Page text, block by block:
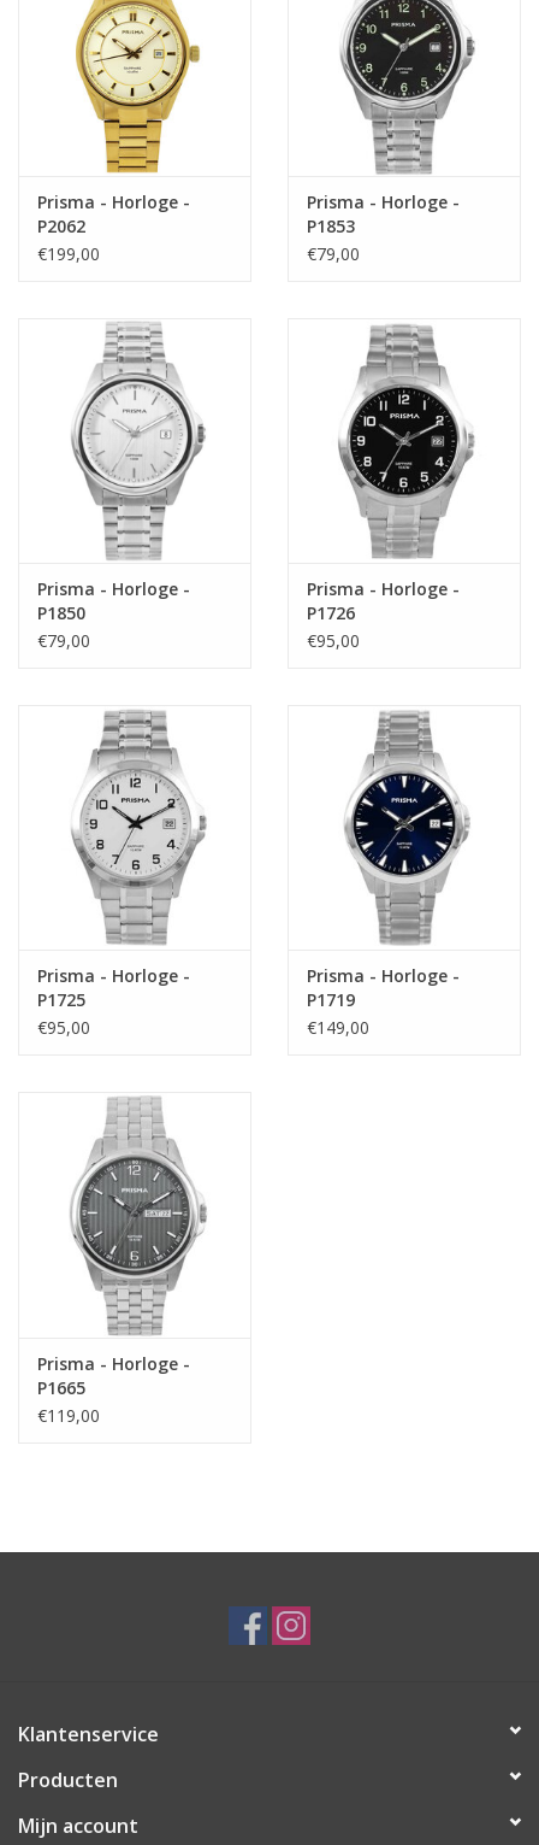
Prisma - Horloge -
P2062
€199,00
Prisma - Horloge -
P1853
€79,00
Prisma - Horloge -
P1850
€79,00
Prisma - Horloge -
P1726
€95,00
Prisma - Horloge -
P1725
€95,00
Prisma - Horloge -
P1719
€149,00
Prisma - Horloge -
P1665
€119,00
Klantenservice
Producten
Mijn account